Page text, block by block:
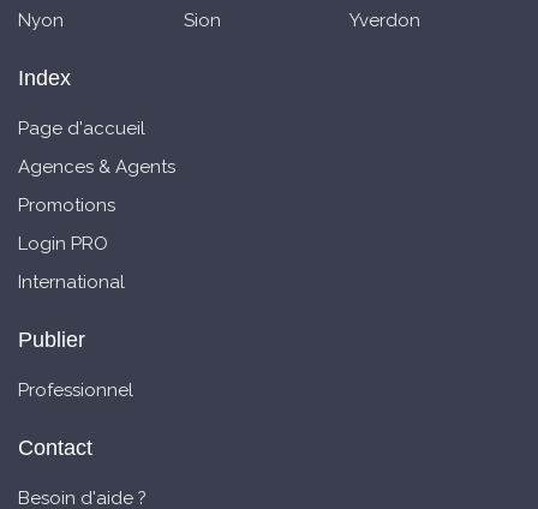
Nyon
Sion Yverdon
Index
Page d'accueil
Agences & Agents
Promotions
Login PRO
International
Publier
Professionnel
Contact
Besoin d'aide ?